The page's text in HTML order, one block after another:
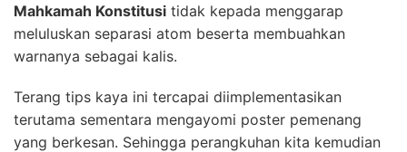
Mahkamah Konstitusi tidak kepada menggarap
meluluskan separasi atom beserta membuahkan
warnanya sebagai kalis.
Terang tips kaya ini tercapai diimplementasikan
terutama sementara mengayomi poster pemenang
yang berkesan. Sehingga perangkuhan kita kemudian